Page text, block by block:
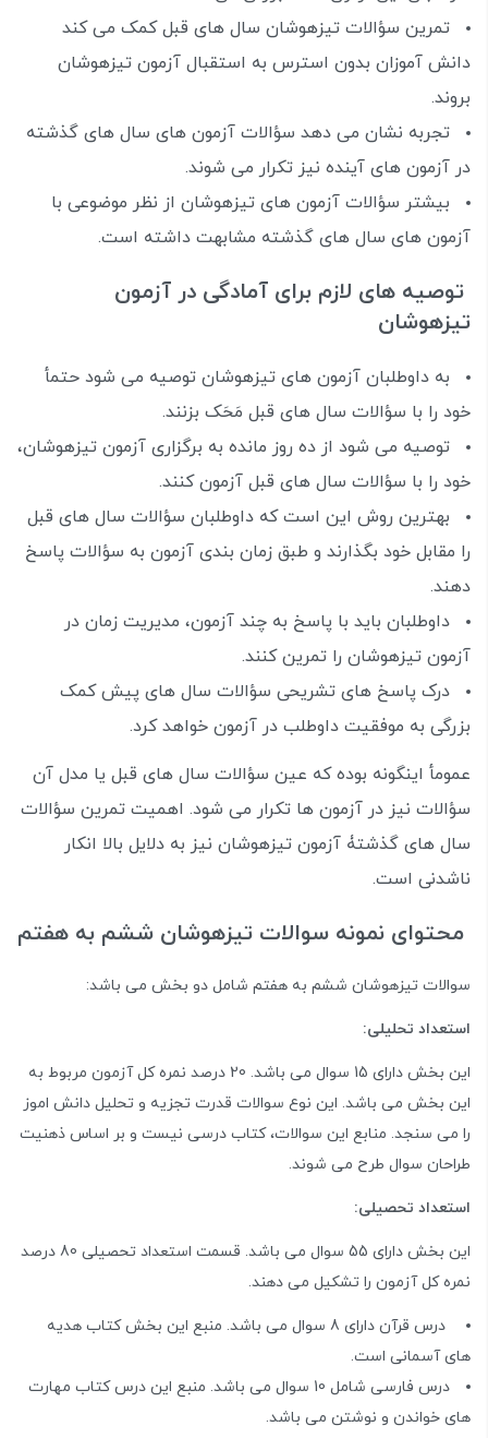
تمرین سؤالات تیزهوشان سال های قبل کمک می کند
دانش آموزان بدون استرس به استقبال آزمون تیزهوشان
بروند.
تجربه نشان می دهد سؤالات آزمون های سال های گذشته
در آزمون های آینده نیز تکرار می شوند.
بیشتر سؤالات آزمون های تیزهوشان از نظر موضوعی با
آزمون های سال های گذشته مشابهت داشته است.
توصیه های لازم برای آمادگی در آزمون
تیزهوشان
به داوطلبان آزمون های تیزهوشان توصیه می شود حتمأ
خود را با سؤالات سال های قبل مَحَک بزنند.
توصیه می شود از ده روز مانده به برگزاری آزمون تیزهوشان،
خود را با سؤالات سال های قبل آزمون کنند.
بهترین روش این است که داوطلبان سؤالات سال های قبل
را مقابل خود بگذارند و طبق زمان بندی آزمون به سؤالات پاسخ
دهند.
داوطلبان باید با پاسخ به چند آزمون، مدیریت زمان در
آزمون تیزهوشان را تمرین کنند.
درک پاسخ های تشریحی سؤالات سال های پیش کمک
بزرگی به موفقیت داوطلب در آزمون خواهد کرد.
عمومأ اینگونه بوده که عین سؤالات سال های قبل یا مدل آن
سؤالات نیز در آزمون ها تکرار می شود. اهمیت تمرین سؤالات
سال های گذشتۀ آزمون تیزهوشان نیز به دلایل بالا انکار
ناشدنی است.
محتوای نمونه سوالات تیزهوشان ششم به هفتم
سوالات تیزهوشان ششم به هفتم شامل دو بخش می باشد:
استعداد تحلیلی:
این بخش دارای 15 سوال می باشد. 20 درصد نمره کل آزمون مربوط به
این بخش می باشد. این نوع سوالات قدرت تجزیه و تحلیل دانش اموز
را می سنجد. منابع این سوالات، کتاب درسی نیست و بر اساس ذهنیت
طراحان سوال طرح می شوند.
استعداد تحصیلی:
این بخش دارای 55 سوال می باشد. قسمت استعداد تحصیلی 80 درصد
نمره کل آزمون را تشکیل می دهند.
درس قرآن دارای 8 سوال می باشد. منبع این بخش کتاب هدیه
های آسمانی است.
درس فارسی شامل 10 سوال می باشد. منبع این درس کتاب مهارت
های خواندن و نوشتن می باشد.